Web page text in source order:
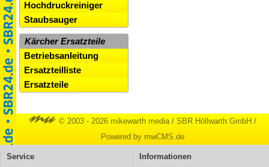
Hochdruckreiniger
Staubsauger
Kärcher Ersatzteile
Betriebsanleitung
Ersatzteilliste
Ersatzteile
© 2003 - 2026 mikewarth media/ SBR Höllwarth GmbH /
Powered by mwCMS.de
Service Informationen